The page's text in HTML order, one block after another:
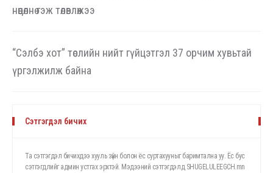
нөөцөлнө гэж төлөвлөжээ
“Сэлбэ хот” төслийн нийт гүйцэтгэл 37 орчим хувьтай
үргэлжилж байна
Сэтгэгдэл бичих
Та сэтгэгдэл бичихдээ хууль зүйн болон ёс суртахууныг баримтална уу. Ёс бус
сэтгэгдлийг админ устгах эрхтэй. Мэдээний сэтгэгдэлд SHUGELULEEGCH.mn